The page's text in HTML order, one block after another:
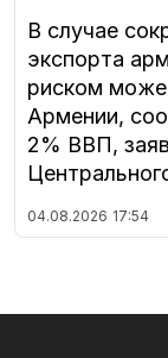
В случае
экспорта
риском
Армении,
2% ВВП,
04.08.2026 17:54